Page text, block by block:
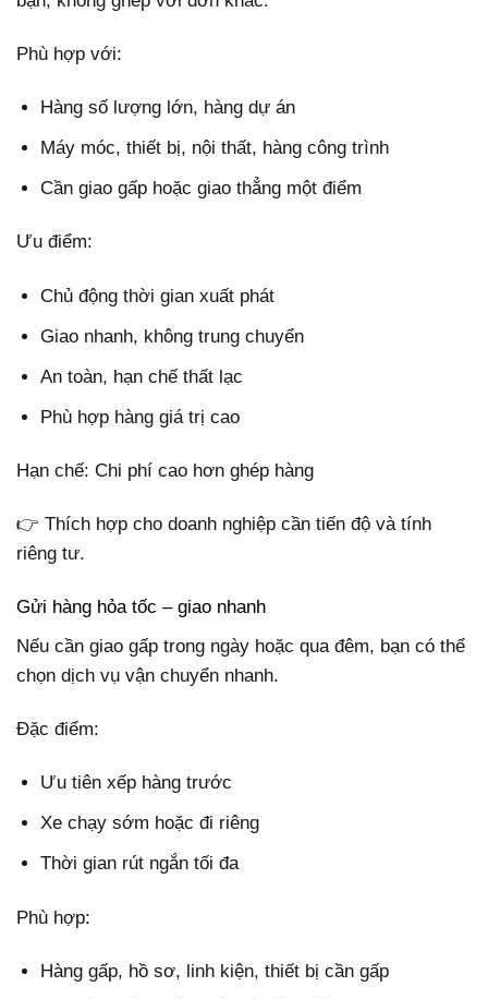
Phù hợp với:
Hàng số lượng lớn, hàng dự án
Máy móc, thiết bị, nội thất, hàng công trình
Cần giao gấp hoặc giao thẳng một điểm
Ưu điểm:
Chủ động thời gian xuất phát
Giao nhanh, không trung chuyển
An toàn, hạn chế thất lạc
Phù hợp hàng giá trị cao
Hạn chế: Chi phí cao hơn ghép hàng
👉 Thích hợp cho doanh nghiệp cần tiến độ và tính
riêng tư.
Gửi hàng hỏa tốc – giao nhanh
Nếu cần giao gấp trong ngày hoặc qua đêm, bạn có thể
chọn dịch vụ vận chuyển nhanh.
Đặc điểm:
Ưu tiên xếp hàng trước
Xe chạy sớm hoặc đi riêng
Thời gian rút ngắn tối đa
Phù hợp:
Hàng gấp, hồ sơ, linh kiện, thiết bị cần gấp